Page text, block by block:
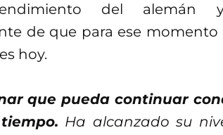
del
de que para ese momento
hoy.
que pueda continuar
Ha alcanzado su